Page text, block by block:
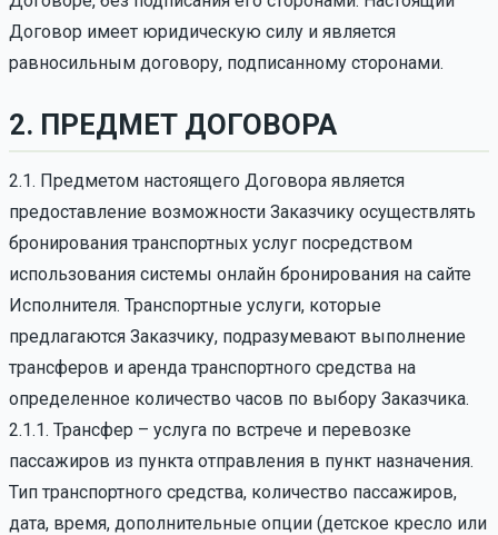
Договор имеет юридическую силу и является
равносильным договору, подписанному сторонами.
2. ПРЕДМЕТ ДОГОВОРА
2.1. Предметом настоящего Договора является
предоставление возможности Заказчику осуществлять
бронирования транспортных услуг посредством
использования системы онлайн бронирования на сайте
Исполнителя. Транспортные услуги, которые
предлагаются Заказчику, подразумевают выполнение
трансферов и аренда транспортного средства на
определенное количество часов по выбору Заказчика.
2.1.1. Трансфер – услуга по встрече и перевозке
пассажиров из пункта отправления в пункт назначения.
Тип транспортного средства, количество пассажиров,
дата, время, дополнительные опции (детское кресло или